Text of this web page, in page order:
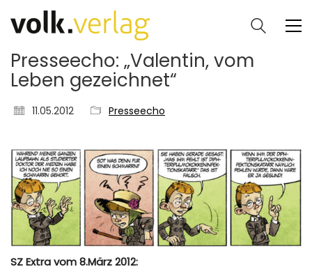
Presseecho: „Valentin, vom
Leben gezeichnet“
11.05.2012 Presseecho
SZ Extra vom 8.März 2012: